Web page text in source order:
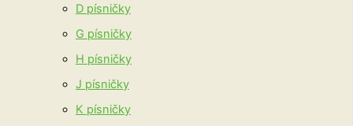
D písničky
G písničky
H písničky
J písničky
K písničky